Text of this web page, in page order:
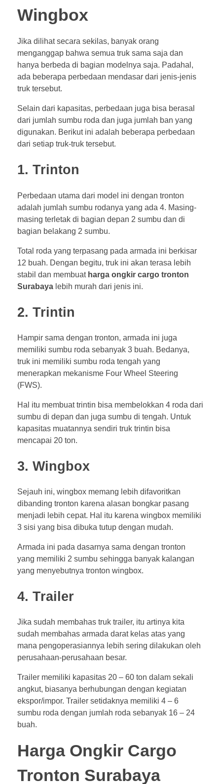
Wingbox
Jika dilihat secara sekilas, banyak orang
menganggap bahwa semua truk sama saja dan
hanya berbeda di bagian modelnya saja. Padahal,
ada beberapa perbedaan mendasar dari jenis-jenis
truk tersebut.
Selain dari kapasitas, perbedaan juga bisa berasal
dari jumlah sumbu roda dan juga jumlah ban yang
digunakan. Berikut ini adalah beberapa perbedaan
dari setiap truk-truk tersebut.
1. Trinton
Perbedaan utama dari model ini dengan tronton
adalah jumlah sumbu rodanya yang ada 4. Masing-
masing terletak di bagian depan 2 sumbu dan di
bagian belakang 2 sumbu.
Total roda yang terpasang pada armada ini berkisar
12 buah. Dengan begitu, truk ini akan terasa lebih
stabil dan membuat harga ongkir cargo tronton
Surabaya lebih murah dari jenis ini.
2. Trintin
Hampir sama dengan tronton, armada ini juga
memiliki sumbu roda sebanyak 3 buah. Bedanya,
truk ini memiliki sumbu roda tengah yang
menerapkan mekanisme Four Wheel Steering
(FWS).
Hal itu membuat trintin bisa membelokkan 4 roda dari
sumbu di depan dan juga sumbu di tengah. Untuk
kapasitas muatannya sendiri truk trintin bisa
mencapai 20 ton.
3. Wingbox
Sejauh ini, wingbox memang lebih difavoritkan
dibanding tronton karena alasan bongkar pasang
menjadi lebih cepat. Hal itu karena wingbox memiliki
3 sisi yang bisa dibuka tutup dengan mudah.
Armada ini pada dasarnya sama dengan tronton
yang memiliki 2 sumbu sehingga banyak kalangan
yang menyebutnya tronton wingbox.
4. Trailer
Jika sudah membahas truk trailer, itu artinya kita
sudah membahas armada darat kelas atas yang
mana pengoperasiannya lebih sering dilakukan oleh
perusahaan-perusahaan besar.
Trailer memiliki kapasitas 20 – 60 ton dalam sekali
angkut, biasanya berhubungan dengan kegiatan
ekspor/impor. Trailer setidaknya memiliki 4 – 6
sumbu roda dengan jumlah roda sebanyak 16 – 24
buah.
Harga Ongkir Cargo
Tronton Surabaya